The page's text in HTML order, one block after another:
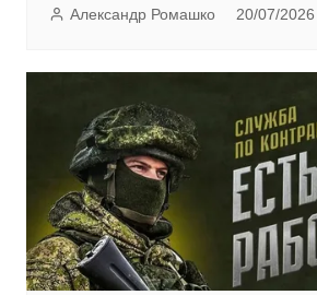
Александр Ромашко 20/07/2026